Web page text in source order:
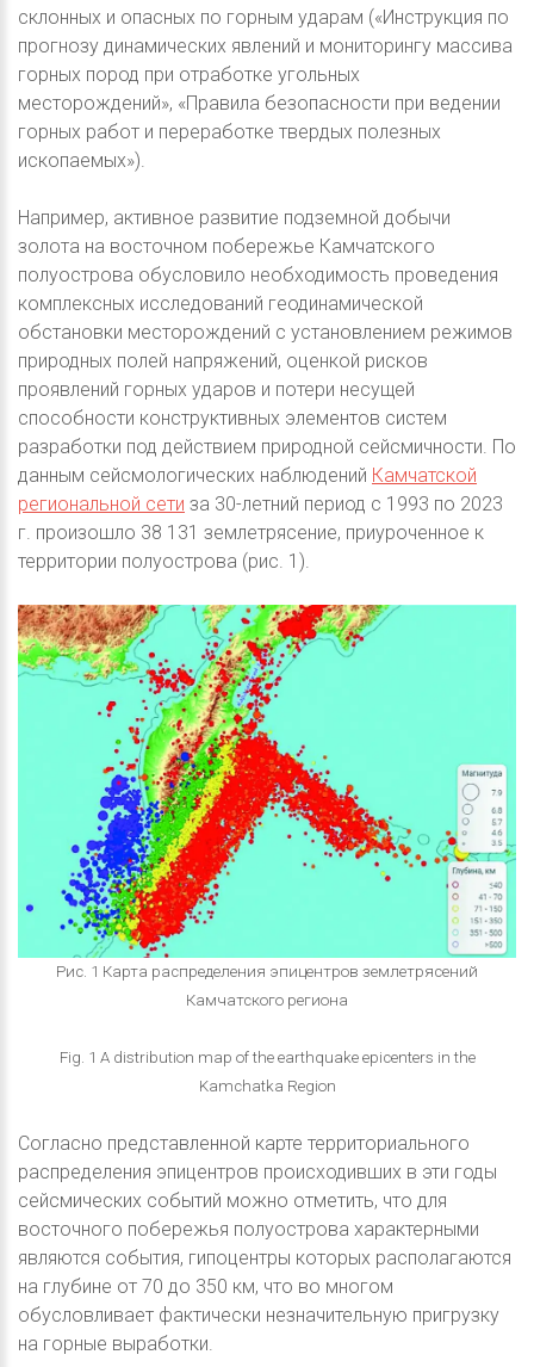
склонных и опасных по горным ударам («Инструкция по
прогнозу динамических явлений и мониторингу массива
горных пород при отработке угольных
месторождений», «Правила безопасности при ведении
горных работ и переработке твердых полезных
ископаемых»).
Например, активное развитие подземной добычи
золота на восточном побережье Камчатского
полуострова обусловило необходимость проведения
комплексных исследований геодинамической
обстановки месторождений с установлением режимов
природных полей напряжений, оценкой рисков
проявлений горных ударов и потери несущей
способности конструктивных элементов систем
разработки под действием природной сейсмичности. По
данным сейсмологических наблюдений Камчатской
региональной сети за 30-летний период с 1993 по 2023
г. произошло 38 131 землетрясение, приуроченное к
территории полуострова (рис. 1).
Рис. 1 Карта распределения эпицентров землетрясений
Камчатского региона
Fig. 1 A distribution map of the earthquake epicenters in the
Kamchatka Region
Согласно представленной карте территориального
распределения эпицентров происходивших в эти годы
сейсмических событий можно отметить, что для
восточного побережья полуострова характерными
являются события, гипоцентры которых располагаются
на глубине от 70 до 350 км, что во многом
обусловливает фактически незначительную пригрузку
на горные выработки.